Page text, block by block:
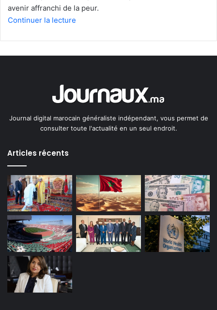
avenir affranchi de la peur.
Continuer la lecture
Journal digital marocain généraliste indépendant, vous permet de
consulter toute l'actualité en un seul endroit.
Articles récents